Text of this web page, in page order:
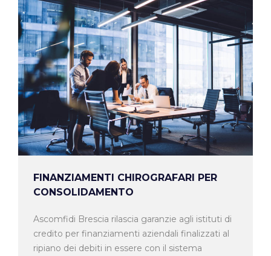
FINANZIAMENTI CHIROGRAFARI PER
CONSOLIDAMENTO
Ascomfidi Brescia rilascia garanzie agli istituti di
credito per finanziamenti aziendali finalizzati al
ripiano dei debiti in essere con il sistema